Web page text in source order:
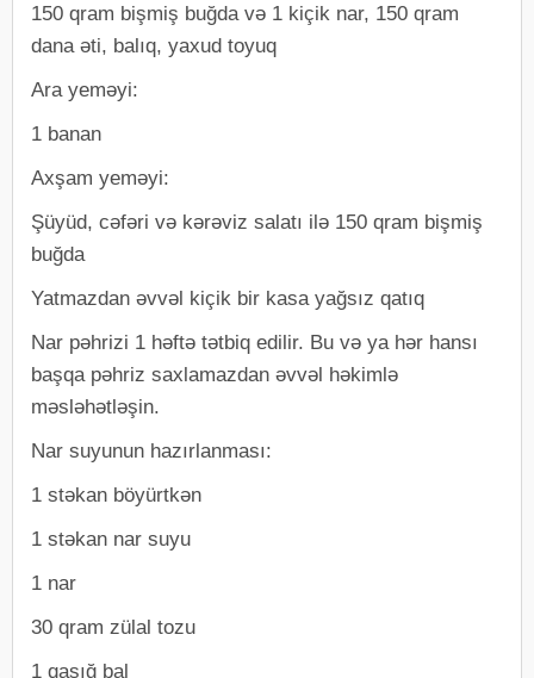
150 qram bişmiş buğda və 1 kiçik nar, 150 qram
dana əti, balıq, yaxud toyuq
Ara yeməyi:
1 banan
Axşam yeməyi:
Şüyüd, cəfəri və kərəviz salatı ilə 150 ​​qram bişmiş
buğda
Yatmazdan əvvəl kiçik bir kasa yağsız qatıq
Nar pəhrizi 1 həftə tətbiq edilir. Bu və ya hər hansı
başqa pəhriz saxlamazdan əvvəl həkimlə
məsləhətləşin.
Nar suyunun hazırlanması:
1 stəkan böyürtkən
1 stəkan nar suyu
1 nar
30 qram zülal tozu
1 qaşığ bal